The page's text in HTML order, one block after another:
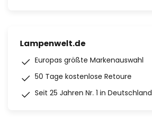
Lampenwelt.de
Europas größte Markenauswahl
50 Tage kostenlose Retoure
Seit 25 Jahren Nr. 1 in Deutschland